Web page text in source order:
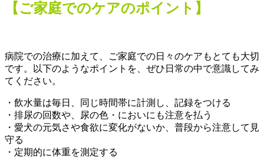
【ご家庭でのケアのポイント】
病院での治療に加えて、ご家庭での日々のケアもとても大切
です。以下のようなポイントを、ぜひ日常の中で意識してみ
てください。
・飲水量は毎日、同じ時間帯に計測し、記録をつける
・排尿の回数や、尿の色・においにも注意を払う
・愛犬の元気さや食欲に変化がないか、普段から注意して見
守る
・定期的に体重を測定する